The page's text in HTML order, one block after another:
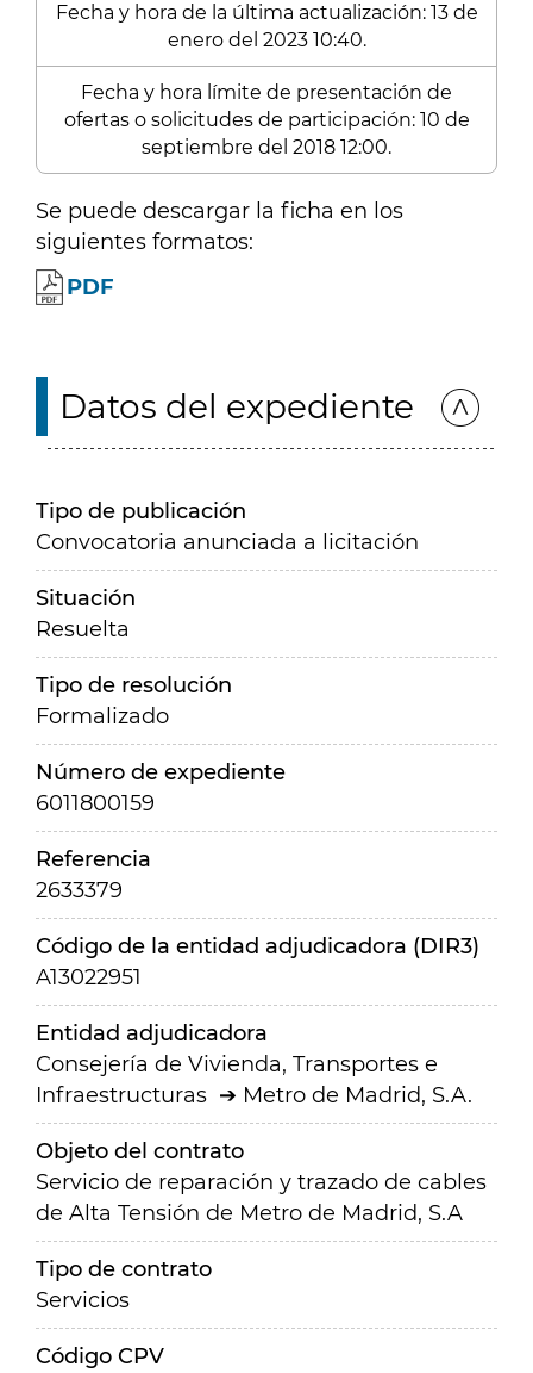
Fecha y hora de la última actualización: 13 de
enero del 2023 10:40.
Fecha y hora límite de presentación de
ofertas o solicitudes de participación: 10 de
septiembre del 2018 12:00.
Se puede descargar la ficha en los
siguientes formatos:
PDF
Datos del expediente
Tipo de publicación
Convocatoria anunciada a licitación
Situación
Resuelta
Tipo de resolución
Formalizado
Número de expediente
6011800159
Referencia
2633379
Código de la entidad adjudicadora (DIR3)
A13022951
Entidad adjudicadora
Consejería de Vivienda, Transportes e
Infraestructuras
Metro de Madrid, S.A.
Objeto del contrato
Servicio de reparación y trazado de cables
de Alta Tensión de Metro de Madrid, S.A
Tipo de contrato
Servicios
Código CPV